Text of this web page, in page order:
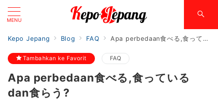
MENU
Kepo Jepang Blog FAQ Apa perbedaan食べる,食っているdan食らう?
Tambahkan ke Favorit FAQ
Apa perbedaan食べる,食っている
dan食らう?